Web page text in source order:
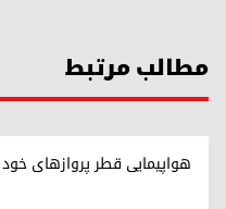
مطالب مرتبط
هواپیمایی قطر پروازهای خود